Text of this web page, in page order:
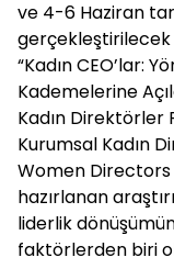
ve 4-6 Haziran
gerçekleştirilecek
“Kadın CEO’lar:
Kademelerine
Kadın Direktörler
Kurumsal Kadın
Women
hazırlanan
liderlik
faktörlerden biri